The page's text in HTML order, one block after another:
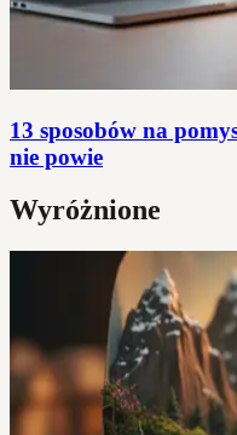
13 sposobów na
nie powie
Wyróżnione